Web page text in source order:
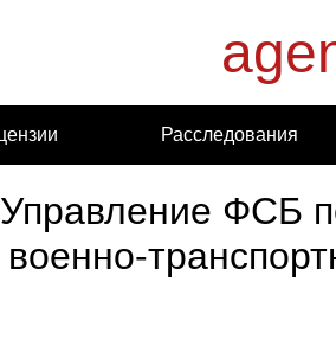
Расследования
Управление ФСБ
военно-